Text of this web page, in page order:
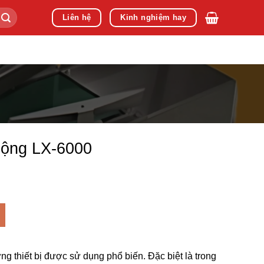
Liên hệ Kinh nghiệm hay
LX-6000
thiết bị được sử dụng phổ biến. Đặc biệt là trong